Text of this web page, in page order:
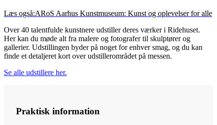
Læs også:ARoS Aarhus Kunstmuseum: Kunst og oplevelser for alle
Over 40 talentfulde kunstnere udstiller deres værker i Ridehuset.
Her kan du møde alt fra malere og fotografer til skulptører og
gallerier. Udstillingen byder på noget for enhver smag, og du kan
finde et detaljeret kort over udstillerområdet på messen.
Se alle udstillere her.
Praktisk information